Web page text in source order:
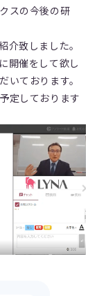
スの今後の研
介致しました。
開催をして欲し
いております。
定しております